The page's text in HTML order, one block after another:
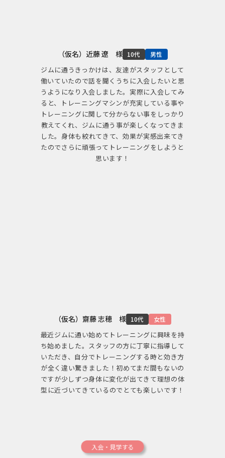
入会・見学する
（仮名）近藤 遼 様 10代 男性
ジムに通うきっかけは、友達がスタッフとして
働いていたので話を聞くうちに入会したいと思
うようになり入会しました。実際に入会してみ
ると、トレーニングマシンが充実している事や
トレーニングに関して分からない事をしっかり
教えてくれ、ジムに通う事が楽しくなってきま
した。身体も絞れてきて、効果が実感出来てき
たのでさらに頑張ってトレーニングをしようと
思います！
（仮名）齋藤 志穂 様 10代 女性
最近ジムに通い始めてトレーニングに興味を持
ち始めました。スタッフの方に丁寧に指導して
いただき、自分でトレーニングする時と効き方
が全く違い驚きました！初めてまだ間もないの
ですが少しずつ身体に変化が出てきて理想の体
型に近づいてきているのでとても楽しいです！